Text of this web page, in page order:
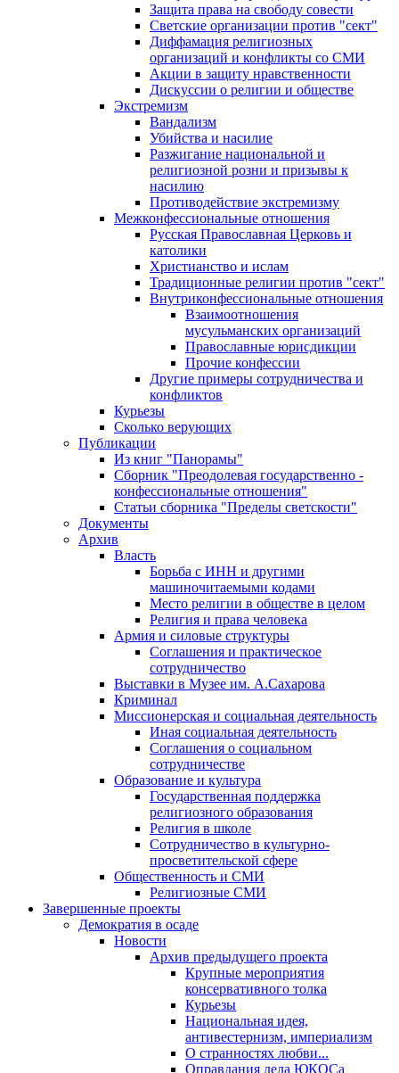
Защита права на свободу совести
Светские организации против "сект"
Диффамация религиозных
организаций и конфликты со СМИ
Акции в защиту нравственности
Дискуссии о религии и обществе
Экстремизм
Вандализм
Убийства и насилие
Разжигание национальной и
религиозной розни и призывы к
насилию
Противодействие экстремизму
Межконфессиональные отношения
Русская Православная Церковь и
католики
Христианство и ислам
Традиционные религии против "сект"
Внутриконфессиональные отношения
Взаимоотношения
мусульманских организаций
Православные юрисдикции
Прочие конфессии
Другие примеры сотрудничества и
конфликтов
Курьезы
Сколько верующих
Публикации
Из книг "Панорамы"
Сборник "Преодолевая государственно -
конфессиональные отношения"
Статьи сборника "Пределы светскости"
Документы
Архив
Власть
Борьба с ИНН и другими
машиночитаемыми кодами
Место религии в обществе в целом
Религия и права человека
Армия и силовые структуры
Соглашения и практическое
сотрудничество
Выставки в Музее им. А.Сахарова
Криминал
Миссионерская и социальная деятельность
Иная социальная деятельность
Соглашения о социальном
сотрудничестве
Образование и культура
Государственная поддержка
религиозного образования
Религия в школе
Сотрудничество в культурно-
просветительской сфере
Общественность и СМИ
Религиозные СМИ
Завершенные проекты
Демократия в осаде
Новости
Архив предыдущего проекта
Крупные мероприятия
консервативного толка
Курьезы
Национальная идея,
антивестернизм, империализм
О странностях любви...
Оправдания дела ЮКОСа